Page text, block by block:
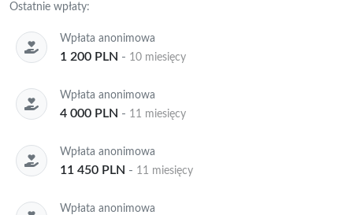
Ostatnie wpłaty:
Wpłata anonimowa
1 200 PLN - 10 miesięcy
Wpłata anonimowa
4 000 PLN - 11 miesięcy
Wpłata anonimowa
11 450 PLN - 11 miesięcy
Wpłata anonimowa